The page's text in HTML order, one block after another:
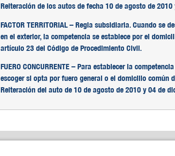
Reiteración de los autos de fecha 10 de agosto de
FACTOR TERRITORIAL– Regla subsidiaria. Cuando se
en el exterior, la competencia se establece por el
artículo 23 del Código de Procedimiento Civil.
FUERO CONCURRENTE– Para establecer la
escoger si opta por fuero general o el domicilio común
Reiteración del auto de 10 de agosto de 2010 y 04 de